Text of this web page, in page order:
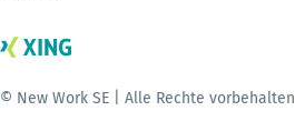
© New Work SE | Alle Rechte vorbehalten